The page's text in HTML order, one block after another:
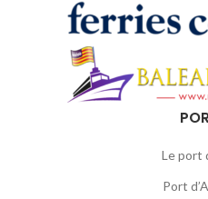
Le port
Port